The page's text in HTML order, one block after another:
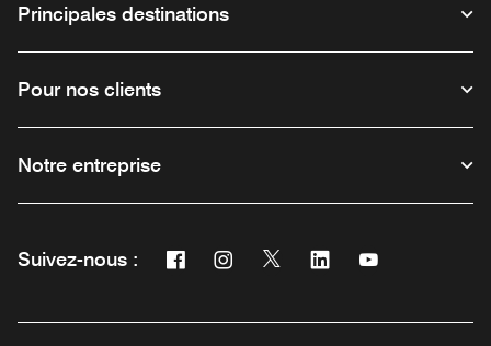
Principales destinations
Pour nos clients
Notre entreprise
Suivez-nous : Facebook
Ouvre une nouvelle fenêtre
Instagram
Ouvre une nouvelle fenêtre
Twitter
Ouvre une nouvelle fenêtre
Linkedin
Ouvre une nouvelle
Ouvre une